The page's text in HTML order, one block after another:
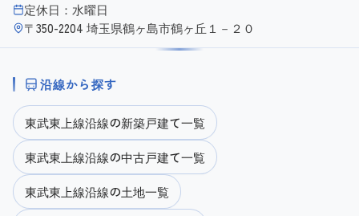
定休日：水曜日
〒350-2204 埼玉県鶴ヶ島市鶴ヶ丘１－２０
沿線から探す
東武東上線沿線の新築戸建て一覧
東武東上線沿線の中古戸建て一覧
東武東上線沿線の土地一覧